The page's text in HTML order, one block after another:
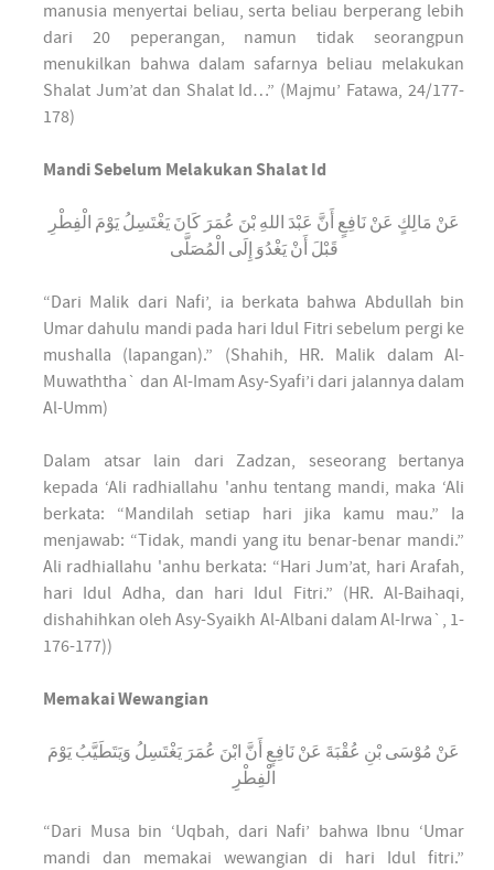
manusia menyertai beliau, serta beliau berperang lebih
dari 20 peperangan, namun tidak seorangpun
menukilkan bahwa dalam safarnya beliau melakukan
Shalat Jum’at dan Shalat Id…” (Majmu’ Fatawa, 24/177-
178)
Mandi Sebelum Melakukan Shalat Id
عَنْ مَالِكٍ عَنْ نَافِعٍ أَنَّ عَبْدَ اللهِ بْنَ عُمَرَ كَانَ يَغْتَسِلُ يَوْمَ الْفِطْرِ
قَبْلَ أَنْ يَغْدُوَ إِلَى الْمُصَلَّى
“Dari Malik dari Nafi’, ia berkata bahwa Abdullah bin
Umar dahulu mandi pada hari Idul Fitri sebelum pergi ke
mushalla (lapangan).” (Shahih, HR. Malik dalam Al-
Muwaththa` dan Al-Imam Asy-Syafi’i dari jalannya dalam
Al-Umm)
Dalam atsar lain dari Zadzan, seseorang bertanya
kepada ‘Ali radhiallahu 'anhu tentang mandi, maka ‘Ali
berkata: “Mandilah setiap hari jika kamu mau.” Ia
menjawab: “Tidak, mandi yang itu benar-benar mandi.”
Ali radhiallahu 'anhu berkata: “Hari Jum’at, hari Arafah,
hari Idul Adha, dan hari Idul Fitri.” (HR. Al-Baihaqi,
dishahihkan oleh Asy-Syaikh Al-Albani dalam Al-Irwa`, 1-
176-177))
Memakai Wewangian
عَنْ مُوْسَى بْنِ عُقْبَةَ عَنْ نَافِعٍ أَنَّ ابْنَ عُمَرَ يَغْتَسِلُ وَيَتَطَيَّبُ يَوْمَ
الْفِطْرِ
“Dari Musa bin ‘Uqbah, dari Nafi’ bahwa Ibnu ‘Umar
mandi dan memakai wewangian di hari Idul fitri.”